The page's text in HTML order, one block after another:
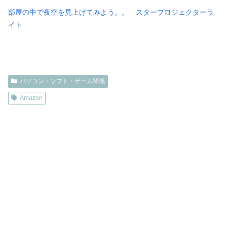
部屋の中で夜空を見上げてみよう。。 スタープロジェクターラ
イト
パソコン・ソフト・ゲーム関係
Amazon